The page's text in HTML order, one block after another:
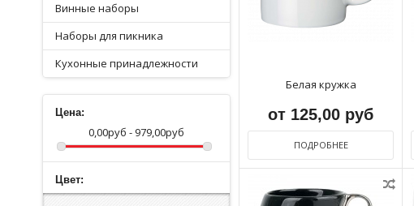
Белая кружка
от 125,00 руб
ПОДРОБНЕЕ
Винные наборы
Наборы для пикника
Кухонные принадлежности
Цена:
0,00руб - 979,00руб
Цвет: